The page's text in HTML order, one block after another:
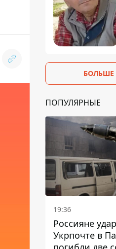
БОЛЬШЕ
ПОПУЛЯРНЫЕ
19:36
Россияне
Укрпочте в